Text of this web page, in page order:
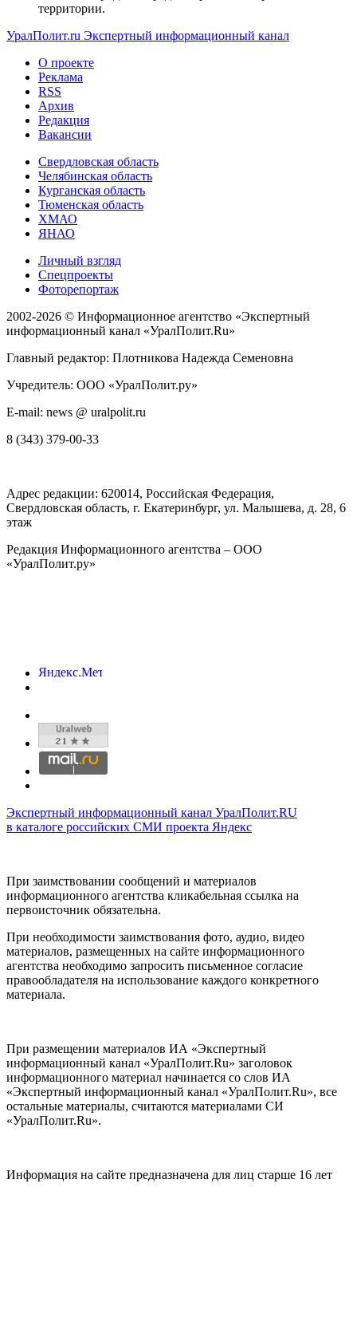
территории.
УралПолит.ru Экспертный информационный канал
О проекте
Реклама
RSS
Архив
Редакция
Вакансии
Свердловская область
Челябинская область
Курганская область
Тюменская область
ХМАО
ЯНАО
Личный взгляд
Спецпроекты
Фоторепортаж
2002-2026 © Информационное агентство «Экспертный
информационный канал «УралПолит.Ru»
Главный редактор: Плотникова Надежда Семеновна
Учредитель: ООО «УралПолит.ру»
E-mail: news @ uralpolit.ru
8 (343) 379-00-33
Адрес редакции: 620014, Российская Федерация,
Свердловская область, г. Екатеринбург, ул. Малышева, д. 28, 6
этаж
Редакция Информационного агентства – ООО
«УралПолит.ру»
Экспертный информационный канал УралПолит.RU
в каталоге российских СМИ проекта Яндекс
При заимствовании сообщений и материалов
информационного агентства кликабельная ссылка на
первоисточник обязательна.
При необходимости заимствования фото, аудио, видео
материалов, размещенных на сайте информационного
агентства необходимо запросить письменное согласие
правообладателя на использование каждого конкретного
материала.
При размещении материалов ИА «Экспертный
информационный канал «УралПолит.Ru» заголовок
информационного материал начинается со слов ИА
«Экспертный информационный канал «УралПолит.Ru», все
остальные материалы, считаются материалами СИ
«УралПолит.Ru».
Информация на сайте предназначена для лиц старше 16 лет